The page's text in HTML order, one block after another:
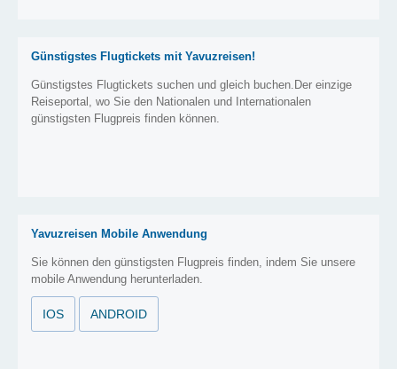
Günstigstes Flugtickets mit Yavuzreisen!
Günstigstes Flugtickets suchen und gleich buchen.Der einzige
Reiseportal, wo Sie den Nationalen und Internationalen
günstigsten Flugpreis finden können.
Yavuzreisen Mobile Anwendung
Sie können den günstigsten Flugpreis finden, indem Sie unsere
mobile Anwendung herunterladen.
IOS ANDROID